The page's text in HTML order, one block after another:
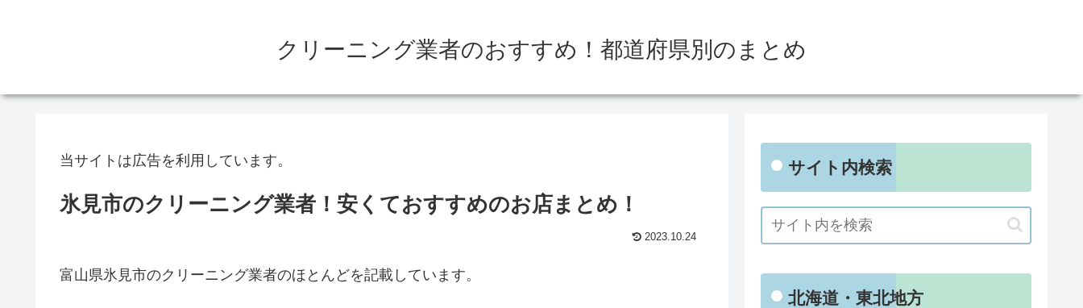
クリーニング業者のおすすめ！都道府県別のまとめ
当サイトは広告を利用しています。
氷見市のクリーニング業者！安くておすすめのお店まとめ！
2023.10.24
富山県氷見市のクリーニング業者のほとんどを記載しています。
サイト内検索
北海道・東北地方